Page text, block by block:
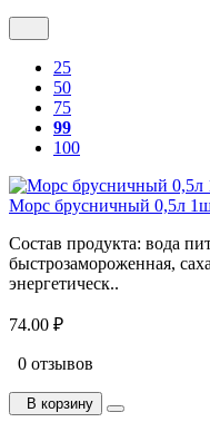
25
50
75
99
100
Морс брусничный 0,5л
Состав продукта: вода
быстрозамороженная,
энергетическ..
74.00 ₽
0 отзывов
В корзину